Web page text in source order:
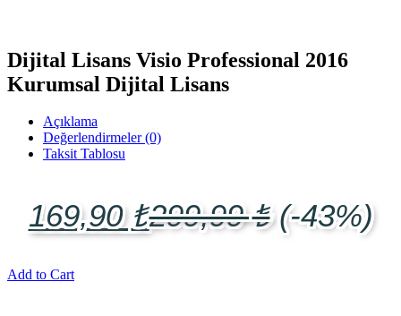
Dijital Lisans Visio Professional 2016
Kurumsal Dijital Lisans
Açıklama
Değerlendirmeler (0)
Taksit Tablosu
169,90₺299,99₺ (-43%)
Add to Cart